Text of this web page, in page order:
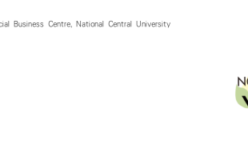
Business Centre, National Central University